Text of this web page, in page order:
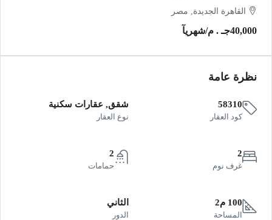
القاهرة الجديدة, مصر
40,000جـ . م /شهريآ
نظرة عامة
58310
كود العقار
شقق, عقارات سكنية
نوع العقار
2
غرف نوم
2
حمامات
100 م2
المساحة
الثاني
الدور